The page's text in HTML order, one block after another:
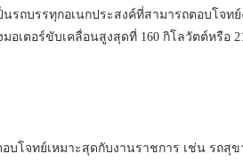
นรถบรรทุกอเนกประสงค์ที่สามารถตอบโจ
อเตอร์ขับเคลื่อนสูงสุดที่ 160 กิโลวัตต์หรือ
บโจทย์เหมาะสุดกับงานราชการ เช่น รถสุ